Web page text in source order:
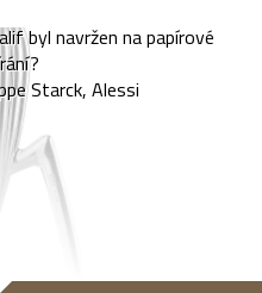
byl navržen na papírové
Starck, Alessi